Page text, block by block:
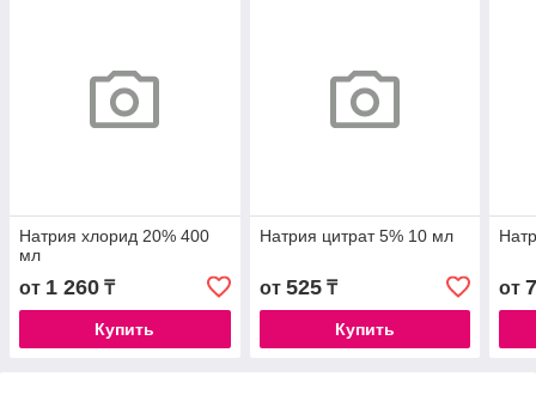
Натрия хлорид 20% 400
мл
от 1 260 ₸
Купить
Натрия цитрат 5% 10 мл
от 525₸
Купить
от